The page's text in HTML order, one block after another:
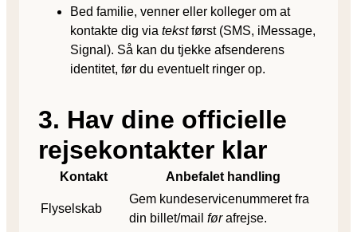
Bed familie, venner eller kolleger om at
kontakte dig via tekstførst (SMS, iMessage,
Signal). Så kan du tjekke afsenderens
identitet, før du eventuelt ringer op.
3. Hav dine officielle
rejsekontakter klar
Kontakt Anbefalet handling
Flyselskab
Gem kundeservicenummeret fra
din billet/mail førafrejse.